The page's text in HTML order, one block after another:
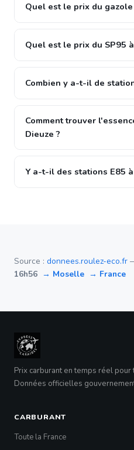
Quel est le prix du
Quel est le prix du SP95
Combien y a-t-il de
Comment trouver
Dieuze ?
Y a-t-il des stations E85 à
Source : donnees.roulez-eco.fr
16h56 → Moselle → France
Prix carburant en temps réel
Données officielles
CARBURANT
Toute la France